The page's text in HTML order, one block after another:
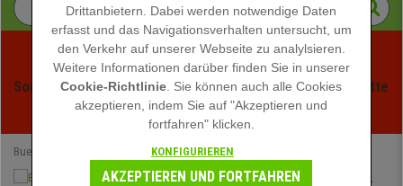
Sommerschlussverauf bei buerstuhlpro! Exklusive Rabatte
für kurze Zeit - Aktion ansehen -
Buerostuhlpro Ergonomische Bürostühle
Drittanbietern. Dabei werden notwendige Daten
erfasst und das Navigationsverhalten untersucht, um
den Verkehr auf unserer Webseite zu analylsieren.
Weitere Informationen darüber finden Sie in unserer
Cookie-Richtlinie . Sie können auch alle Cookies
akzeptieren, indem Sie auf "Akzeptieren und
fortfahren" klicken.
KONFIGURIEREN
AKZEPTIEREN UND FORTFAHREN